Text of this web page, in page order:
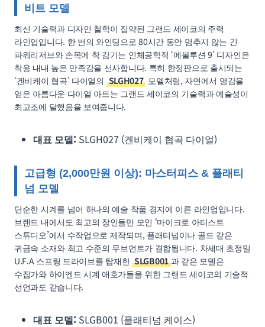
비트 모델
최신 기술력과 디자인 철학이 집약된 그랜드 세이코의 주력
라인업입니다. 한 번의 와인딩으로 80시간 동안 멈추지 않는 긴
파워리저브와 손목에 착 감기는 인체공학적 ‘에볼루션 9’ 디자인은
착용 내내 높은 만족감을 선사합니다. 특히 한정판으로 출시되는
‘겐비케이 협곡’ 다이얼의 SLGH027 모델처럼, 자연에서 영감을
얻은 아름다운 다이얼 아트는 그랜드 세이코의 기술력과 예술성이
최고조에 달했음을 보여줍니다.
대표 모델: SLGH027 (겐비케이 협곡 다이얼)
고급형 (2,000만원 이상): 마스터피스 & 플래티
넘 모델
단순한 시계를 넘어 하나의 예술 작품 경지에 이른 라인업입니다.
브랜드 내에서도 최고의 장인들만 모인 ‘마이크로 아티스트
스튜디오’에서 수작업으로 제작되며, 플래티넘이나 골드 같은
귀금속 소재와 최고 수준의 무브먼트가 결합됩니다. 차세대 초정밀
U.F.A 스프링 드라이브를 탑재한 SLGB001 과 같은 모델은
수집가와 하이엔드 시계 애호가들을 위한 그랜드 세이코의 기술적
선언과도 같습니다.
대표 모델: SLGB001 (플래티넘 케이스)